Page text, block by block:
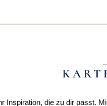
Inspiration, die zu dir passt.